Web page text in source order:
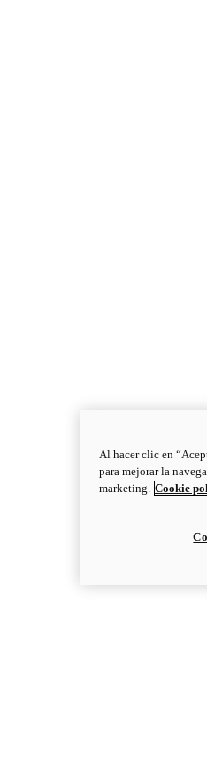
Al hacer clic en
para mejorar la
marketing. Cookie